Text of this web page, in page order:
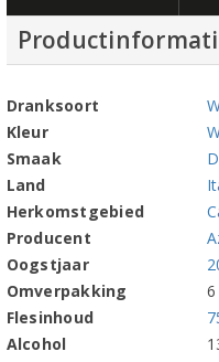
Dranksoort
Kleur
Smaak
Land
Herkomstgebied
Producent
Oogstjaar
Omverpakking
Flesinhoud
Alcohol